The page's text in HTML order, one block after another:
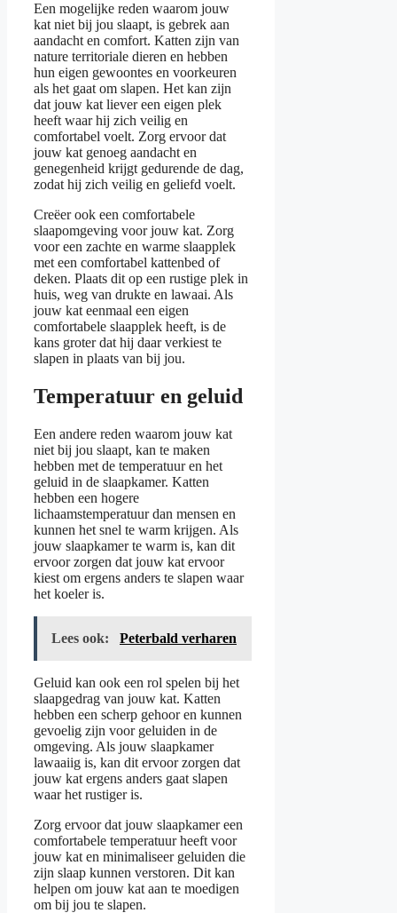
Een mogelijke reden waarom jouw
kat niet bij jou slaapt, is gebrek aan
aandacht en comfort. Katten zijn van
nature territoriale dieren en hebben
hun eigen gewoontes en voorkeuren
als het gaat om slapen. Het kan zijn
dat jouw kat liever een eigen plek
heeft waar hij zich veilig en
comfortabel voelt. Zorg ervoor dat
jouw kat genoeg aandacht en
genegenheid krijgt gedurende de dag,
zodat hij zich veilig en geliefd voelt.
Creëer ook een comfortabele
slaapomgeving voor jouw kat. Zorg
voor een zachte en warme slaapplek
met een comfortabel kattenbed of
deken. Plaats dit op een rustige plek in
huis, weg van drukte en lawaai. Als
jouw kat eenmaal een eigen
comfortabele slaapplek heeft, is de
kans groter dat hij daar verkiest te
slapen in plaats van bij jou.
Temperatuur en geluid
Een andere reden waarom jouw kat
niet bij jou slaapt, kan te maken
hebben met de temperatuur en het
geluid in de slaapkamer. Katten
hebben een hogere
lichaamstemperatuur dan mensen en
kunnen het snel te warm krijgen. Als
jouw slaapkamer te warm is, kan dit
ervoor zorgen dat jouw kat ervoor
kiest om ergens anders te slapen waar
het koeler is.
Lees ook: Peterbald verharen
Geluid kan ook een rol spelen bij het
slaapgedrag van jouw kat. Katten
hebben een scherp gehoor en kunnen
gevoelig zijn voor geluiden in de
omgeving. Als jouw slaapkamer
lawaaiig is, kan dit ervoor zorgen dat
jouw kat ergens anders gaat slapen
waar het rustiger is.
Zorg ervoor dat jouw slaapkamer een
comfortabele temperatuur heeft voor
jouw kat en minimaliseer geluiden die
zijn slaap kunnen verstoren. Dit kan
helpen om jouw kat aan te moedigen
om bij jou te slapen.